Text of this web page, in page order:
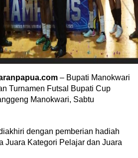
– Bupati Manokwari
Turnamen Futsal Bupati Cup
Manokwari, Sabtu
dengan pemberian hadiah
Juara Kategori Pelajar dan Juara